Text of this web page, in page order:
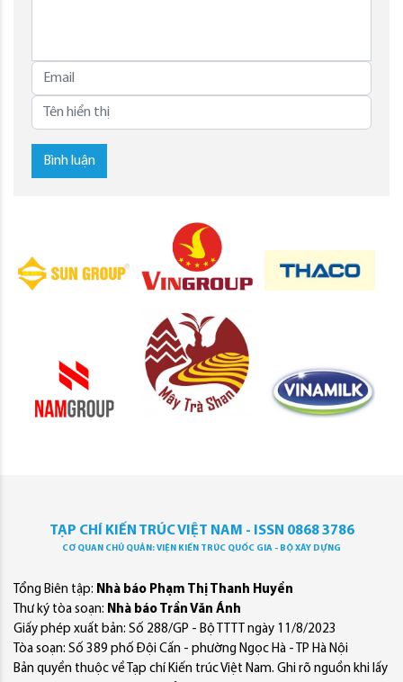
Bình luận
TẠP CHÍ KIẾN TRÚC VIỆT NAM - ISSN 0868 3786
CƠ QUAN CHỦ QUẢN: VIỆN KIẾN TRÚC QUỐC GIA - BỘ XÂY DỰNG
Tổng Biên tập: Nhà báo Phạm Thị Thanh Huyền
Thư ký tòa soạn: Nhà báo Trần Văn Ánh
Giấy phép xuất bản: Số 288/GP - Bộ TTTT ngày 11/8/2023
Tòa soạn: Số 389 phố Đội Cấn - phường Ngọc Hà - TP Hà Nội
Bản quyền thuộc về Tạp chí Kiến trúc Việt Nam. Ghi rõ nguồn khi lấy